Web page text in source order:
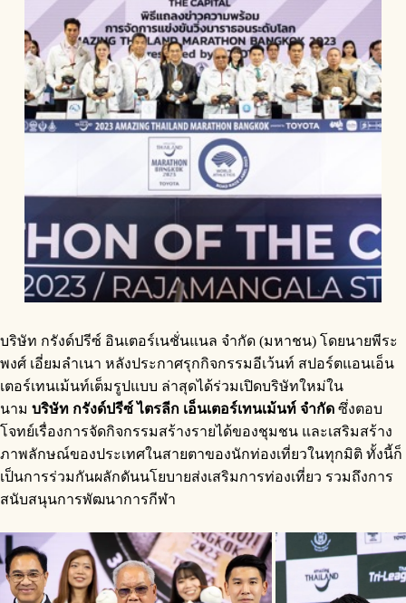
บริษัท กรังด์ปรีซ์ อินเตอร์เนชั่นแนล จำกัด (มหาชน) โดยนายพีระ
พงศ์ เอี่ยมลำเนา หลังประกาศรุกกิจกรรมอีเว้นท์ สปอร์ตแอนเอ็น
เตอร์เทนเม้นท์เต็มรูปแบบ ล่าสุดได้ร่วมเปิดบริษัทใหม่ใน
นาม บริษัท กรังด์ปรีซ์ ไตรลีก เอ็นเตอร์เทนเม้นท์ จำกัด ซึ่งตอบ
โจทย์เรื่องการจัดกิจกรรมสร้างรายได้ของชุมชน และเสริมสร้าง
ภาพลักษณ์ของประเทศในสายตาของนักท่องเที่ยวในทุกมิติ ทั้งนี้ก็
เป็นการร่วมกันผลักดันนโยบายส่งเสริมการท่องเที่ยว รวมถึงการ
สนับสนุนการพัฒนาการกีฬา